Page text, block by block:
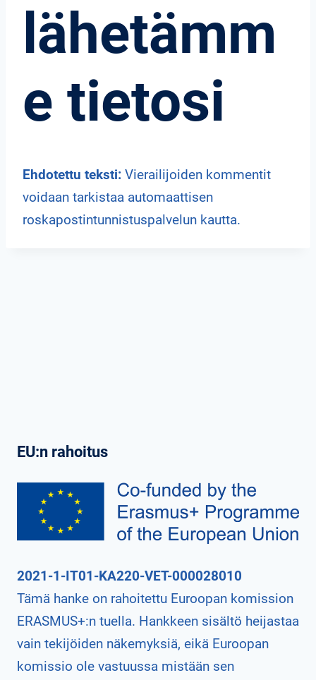
lähetämm
e tietosi
Ehdotettu teksti: Vierailijoiden kommentit
voidaan tarkistaa automaattisen
roskapostintunnistuspalvelun kautta.
EU:n rahoitus
2021-1-IT01-KA220-VET-000028010
Tämä hanke on rahoitettu Euroopan komission
ERASMUS+:n tuella. Hankkeen sisältö heijastaa
vain tekijöiden näkemyksiä, eikä Euroopan
komissio ole vastuussa mistään sen